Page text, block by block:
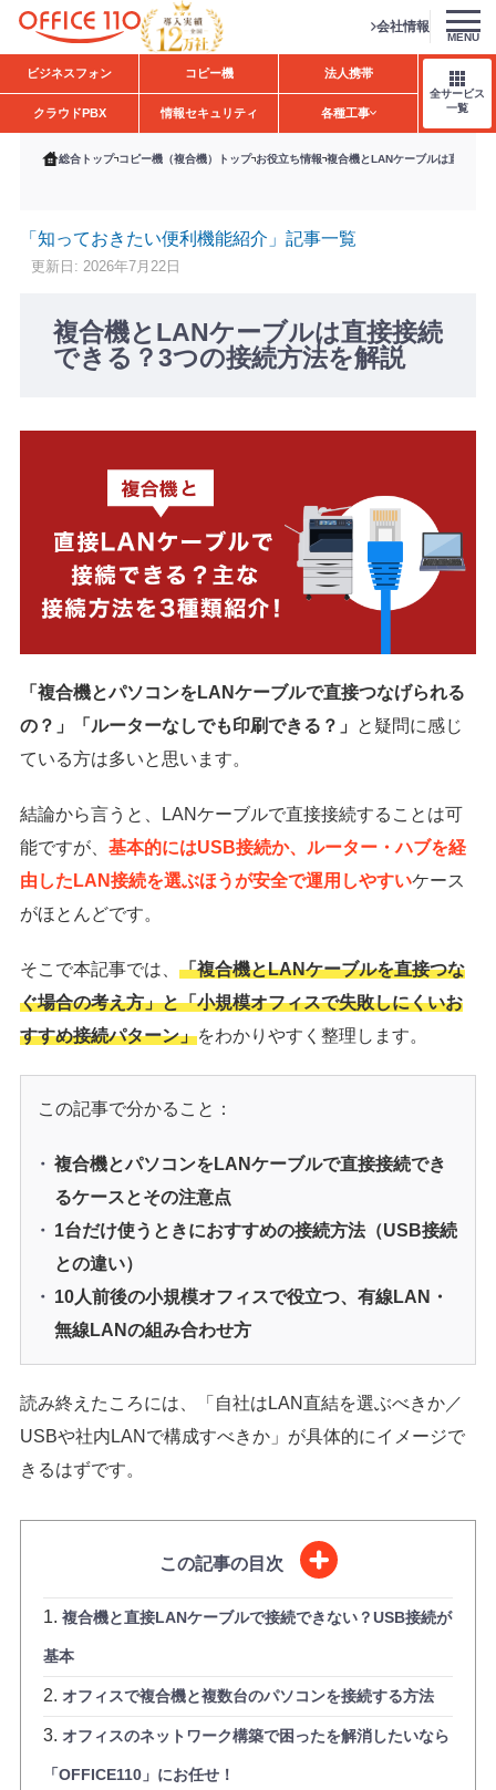
H
o
会社情報
MENU
ビジネスフォン コピー機 法人携帯
クラウドPBX 情報セキュリティ 各種工事
全サービス
一覧
総合トップ コピー機（複合機）トップ お役立ち情報 複合機とLANケーブルは直接接
「知っておきたい便利機能紹介」記事一覧
更新日: 2026年7月22日
複合機とLANケーブルは直接接続
できる？3つの接続方法を解説
「複合機とパソコンをLANケーブルで直接つなげられる
の？」「ルーターなしでも印刷できる？」
と疑問に感じ
ている方は多いと思います。
結論から言うと、LANケーブルで直接接続することは可
能ですが、 基本的にはUSB接続か、ルーター・ハブを経
由したLAN接続を選ぶほうが安全で運用しやすいケース
がほとんどです。
そこで本記事では、 「複合機とLANケーブルを直接つな
ぐ場合の考え方」と「小規模オフィスで失敗しにくいお
すすめ接続パターン」をわかりやすく整理します。
この記事で分かること：
複合機とパソコンをLANケーブルで直接接続でき
るケースとその注意点
1台だけ使うときにおすすめの接続方法（USB接続
との違い）
10人前後の小規模オフィスで役立つ、有線LAN・
無線LANの組み合わせ方
読み終えたころには、「自社はLAN直結を選ぶべきか／
USBや社内LANで構成すべきか」が具体的にイメージで
きるはずです。
この記事の目次
複合機と直接LANケーブルで接続できない？USB接続が
基本
オフィスで複合機と複数台のパソコンを接続する方法
オフィスのネットワーク構築で困ったを解消したいなら
「OFFICE110」にお任せ！